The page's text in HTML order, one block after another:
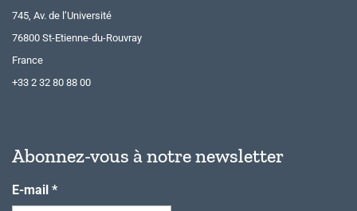
745, Av. de l’Université
76800 St-Etienne-du-Rouvray
France
+33 2 32 80 88 00
Abonnez-vous à notre newsletter
E-mail *